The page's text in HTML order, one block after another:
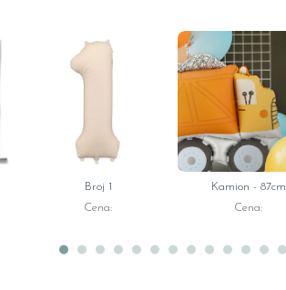
Broj 1
Cena:
Kamion - 87cm
Cena: